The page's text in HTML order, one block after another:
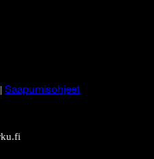
Saapumisohjeet